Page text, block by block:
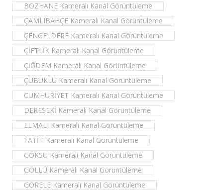
BOZHANE Kameralı Kanal Görüntüleme
ÇAMLIBAHÇE Kameralı Kanal Görüntüleme
ÇENGELDERE Kameralı Kanal Görüntüleme
ÇİFTLİK Kameralı Kanal Görüntüleme
ÇİĞDEM Kameralı Kanal Görüntüleme
ÇUBUKLU Kameralı Kanal Görüntüleme
CUMHURİYET Kameralı Kanal Görüntüleme
DERESEKİ Kameralı Kanal Görüntüleme
ELMALI Kameralı Kanal Görüntüleme
FATİH Kameralı Kanal Görüntüleme
GÖKSU Kameralı Kanal Görüntüleme
GÖLLÜ Kameralı Kanal Görüntüleme
GÖRELE Kameralı Kanal Görüntüleme